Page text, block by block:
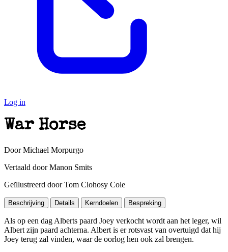
Log in
War Horse
Door Michael Morpurgo
Vertaald door Manon Smits
Geïllustreerd door Tom Clohosy Cole
Beschrijving Details Kerndoelen Bespreking
Als op een dag Alberts paard Joey verkocht wordt aan het leger, wil
Albert zijn paard achterna. Albert is er rotsvast van overtuigd dat hij
Joey terug zal vinden, waar de oorlog hen ook zal brengen.